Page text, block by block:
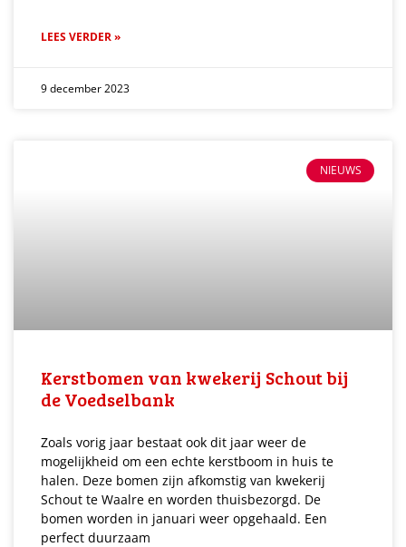
LEES VERDER »
9 december 2023
NIEUWS
Kerstbomen van kwekerij Schout bij
de Voedselbank
Zoals vorig jaar bestaat ook dit jaar weer de
mogelijkheid om een echte kerstboom in huis te
halen. Deze bomen zijn afkomstig van kwekerij
Schout te Waalre en worden thuisbezorgd. De
bomen worden in januari weer opgehaald. Een
perfect duurzaam